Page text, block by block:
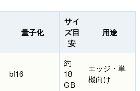
量子化
サイ
ズ目
安
用途
bf16
約
18
GB
エッジ・単
機向け